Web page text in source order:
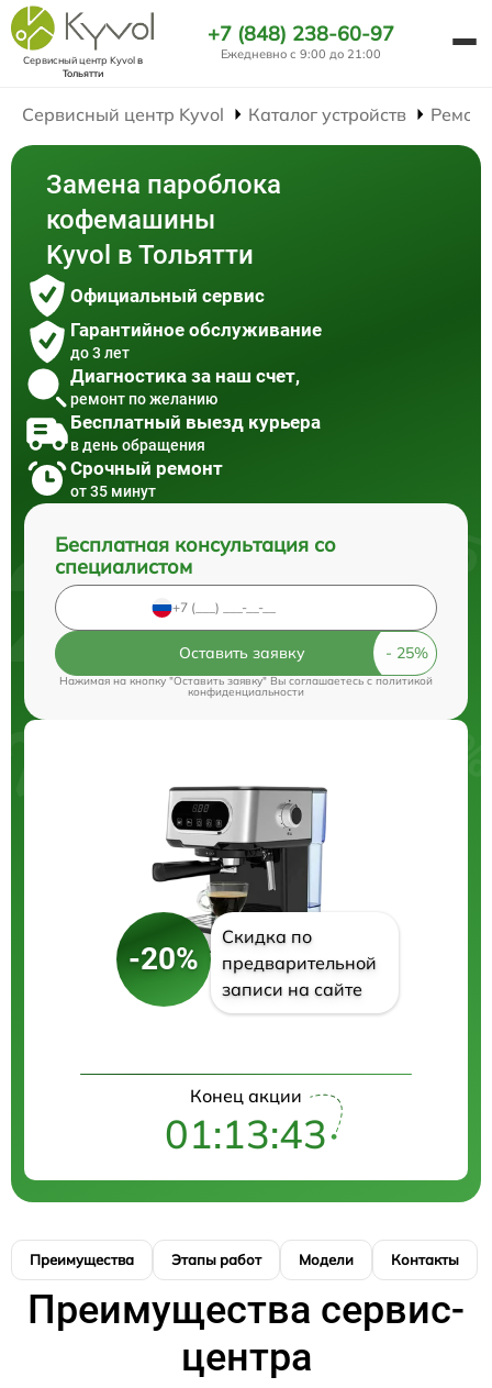
Сервисный центр Kyvolв
Тольятти
+7 (848) 238-60-97
Ежедневно с 9:00 до 21:00
Сервисный центр Kyvol Каталог устройств
Замена пароблока
кофемашины
Kyvol в Тольятти
Официальный сервис
Гарантийное обслуживание
до 3 лет
Диагностика за наш счет,
ремонт по желанию
Бесплатный выезд курьера
в день обращения
Срочный ремонт
от 35 минут
Бесплатная консультация со
специалистом
Оставить заявку
Нажимая на кнопку "Оставить заявку" Вы соглашаетесь cполитикой
конфиденциальности
-20%
Скидка по
предварительной
записи на сайте
Конец акции
01:13:42
Преимущества Этапы работ Модели Контакты
Преимущества сервис-
центра